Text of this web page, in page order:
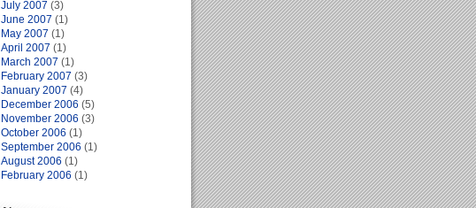
July 2007 (3)
June 2007 (1)
May 2007 (1)
April 2007 (1)
March 2007 (1)
February 2007 (3)
January 2007 (4)
December 2006 (5)
November 2006 (3)
October 2006 (1)
September 2006 (1)
August 2006 (1)
February 2006 (1)